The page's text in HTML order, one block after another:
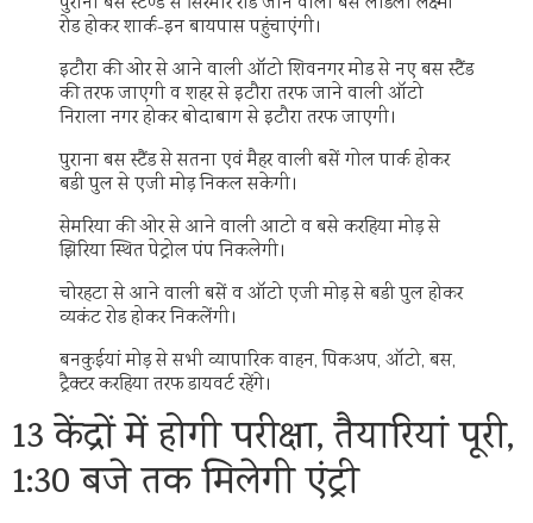
रोड होकर शार्क-इन बायपास पहुंचाएंगी।
इटौरा की ओर से आने वाली ऑटो शिवनगर मोड से नए बस स्टैंड
की तरफ जाएगी व शहर से इटौरा तरफ जाने वाली ऑटो
निराला नगर होकर बोदाबाग से इटौरा तरफ जाएगी।
पुराना बस स्टैंड से सतना एवं मैहर वाली बसें गोल पार्क होकर
बडी पुल से एजी मोड़ निकल सकेगी।
सेमरिया की ओर से आने वाली आटो व बसे करहिया मोड़ से
झिरिया स्थित पेट्रोल पंप निकलेगी।
चोरहटा से आने वाली बसें व ऑटो एजी मोड़ से बडी पुल होकर
व्यकंट रोड होकर निकलेंगी।
बनकुईयां मोड़ से सभी व्यापारिक वाहन, पिकअप, ऑटो, बस,
ट्रैक्टर करहिया तरफ डायवर्ट रहेंगे।
13 केंद्रों में होगी परीक्षा, तैयारियां पूरी,
1:30 बजे तक मिलेगी एंट्री